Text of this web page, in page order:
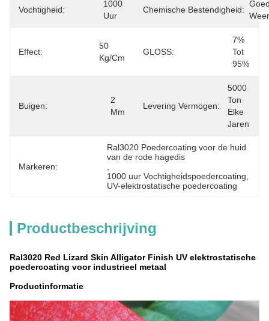
Vochtigheid:
1000
Uur
Chemische Bestendigheid:
Effect:
50
Kg/cm
GLOSS:
7%
Tot
95%
Buigen:
2
Mm
Levering Vermogen:
5000
Ton
Elke
Jaren
Markeren:
Ral3020 Poedercoating voor de huid
van de rode hagedis
1000 uur Vochtigheidspoedercoating
UV-elektrostatische poedercoating
Productbeschrijving
Ral3020 Red Lizard Skin Alligator Finish UV elektrostatische
poedercoating voor industrieel metaal
Productinformatie